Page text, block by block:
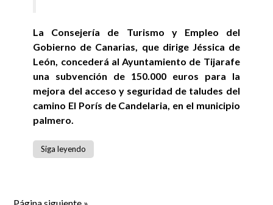
La Consejería de Turismo y Empleo del
Gobierno de Canarias, que dirige Jéssica de
León, concederá al Ayuntamiento de Tijarafe
una subvención de 150.000 euros para la
mejora del acceso y seguridad de taludes del
camino El Porís de Candelaria, en el municipio
palmero.
Siga leyendo